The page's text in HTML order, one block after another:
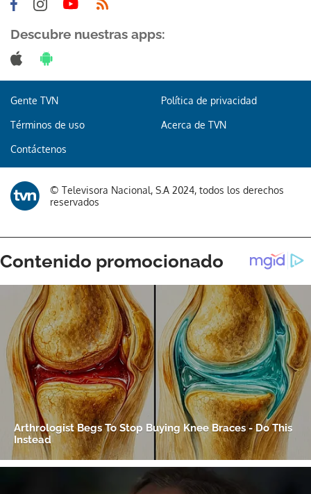
Descubre nuestras apps:
Gente TVN Política de privacidad
Términos de uso Acerca de TVN
Contáctenos
© Televisora Nacional, S.A 2024, todos los derechos
reservados